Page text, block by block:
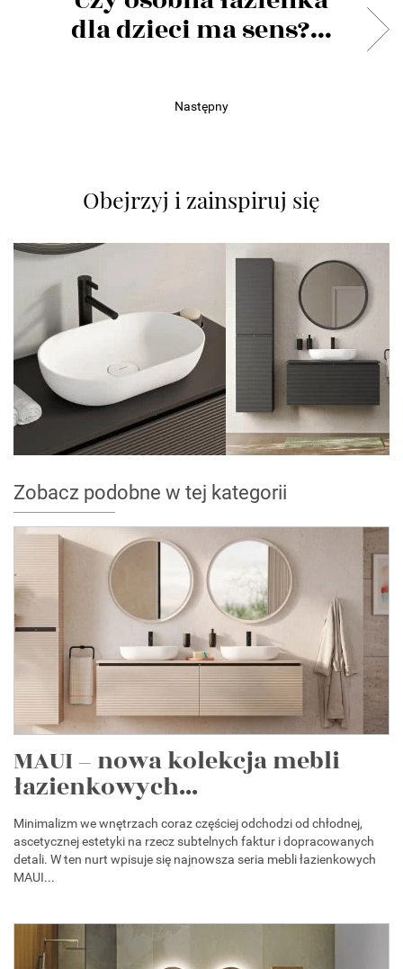
dla dzieci ma sens?...
Następny
Obejrzyj i zainspiruj się
Zobacz podobne w tej kategorii
MAUI – nowa kolekcja mebli
łazienkowych...
Minimalizm we wnętrzach coraz częściej odchodzi od chłodnej,
ascetycznej estetyki na rzecz subtelnych faktur i dopracowanych
detali. W ten nurt wpisuje się najnowsza seria mebli łazienkowych
MAUI...